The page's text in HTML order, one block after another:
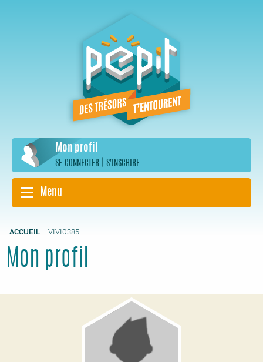
Mon profil
SE CONNECTER S'INSCRIRE
Menu
ACCUEIL VIVI0385
Mon profil